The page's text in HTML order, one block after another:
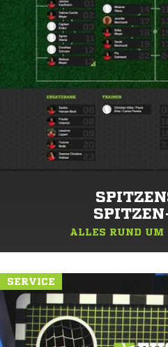
ALLES RUND UM
SERVICE